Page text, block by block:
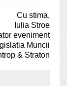
Cu stima,
Iulia Stroe
eveniment
Muncii
& Straton